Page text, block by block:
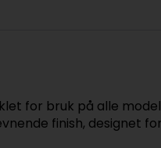
for bruk på alle
finish, designet